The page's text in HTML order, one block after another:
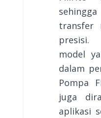
transfer
model
dalam
Pompa
juga
aplikasi